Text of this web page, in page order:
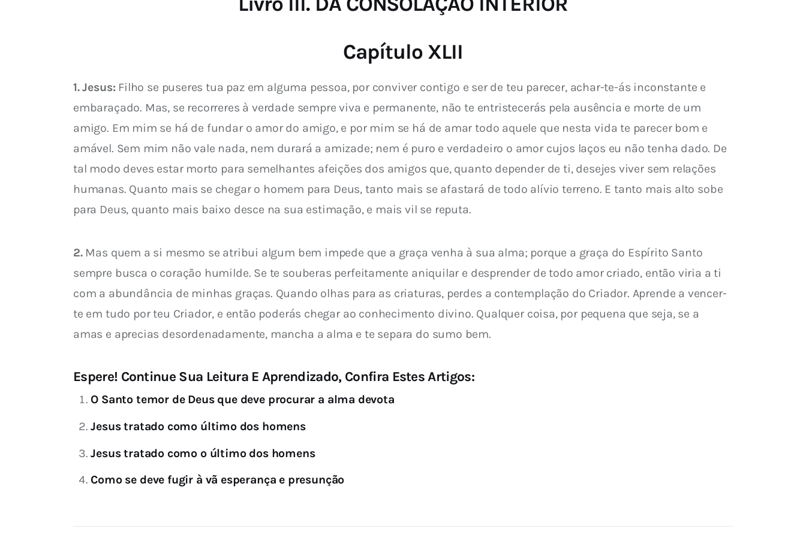
Capítulo XLII
1. Jesus: Filho se puseres tua paz em alguma pessoa, por conviver contigo e ser de teu parecer, achar-te-ás inconstante e
embaraçado. Mas, se recorreres à verdade sempre viva e permanente, não te entristecerás pela ausência e morte de um
amigo. Em mim se há de fundar o amor do amigo, e por mim se há de amar todo aquele que nesta vida te parecer bom e
amável. Sem mim não vale nada, nem durará a amizade; nem é puro e verdadeiro o amor cujos laços eu não tenha dado. De
tal modo deves estar morto para semelhantes afeições dos amigos que, quanto depender de ti, desejes viver sem relações
humanas. Quanto mais se chegar o homem para Deus, tanto mais se afastará de todo alívio terreno. E tanto mais alto sobe
para Deus, quanto mais baixo desce na sua estimação, e mais vil se reputa.
2. Mas quem a si mesmo se atribui algum bem impede que a graça venha à sua alma; porque a graça do Espírito Santo
sempre busca o coração humilde. Se te souberas perfeitamente aniquilar e desprender de todo amor criado, então viria a ti
com a abundância de minhas graças. Quando olhas para as criaturas, perdes a contemplação do Criador. Aprende a vencer-
te em tudo por teu Criador, e então poderás chegar ao conhecimento divino. Qualquer coisa, por pequena que seja, se a
amas e aprecias desordenadamente, mancha a alma e te separa do sumo bem.
Espere! Continue Sua Leitura E Aprendizado, Confira Estes Artigos:
O Santo temor de Deus que deve procurar a alma devota
Jesus tratado como último dos homens
Jesus tratado como o último dos homens
Como se deve fugir à vã esperança e presunção